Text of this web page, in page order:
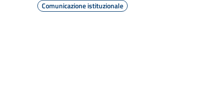
Comunicazione istituzionale